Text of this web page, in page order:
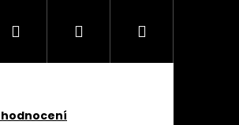
Hledat PřihlášeníNákupní